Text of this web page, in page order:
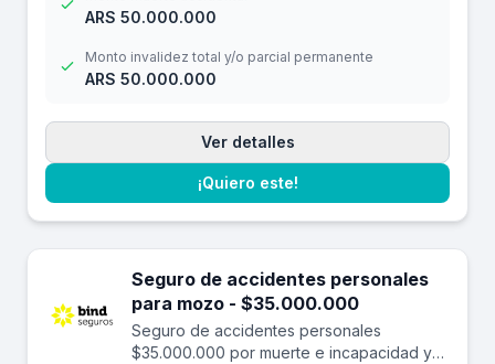
ARS 50.000.000
Monto invalidez total y/o parcial permanente
ARS 50.000.000
Ver detalles
¡Quiero este!
Seguro de accidentes personales
para mozo - $35.000.000
Seguro de accidentes personales
$35.000.000 por muerte e incapacidad y